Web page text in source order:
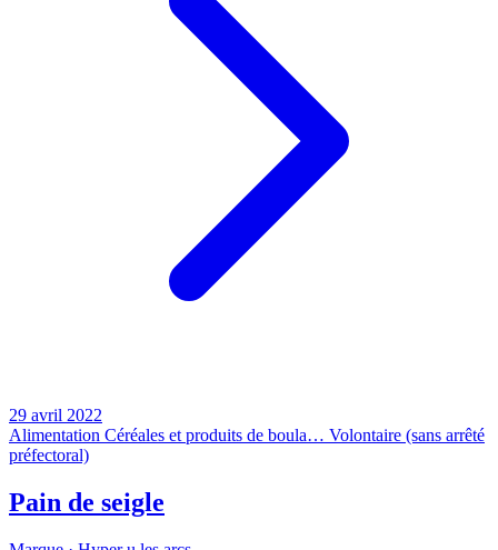
29 avril 2022
Alimentation Céréales et produits de boula… Volontaire (sans arrêté
préfectoral)
Pain de seigle